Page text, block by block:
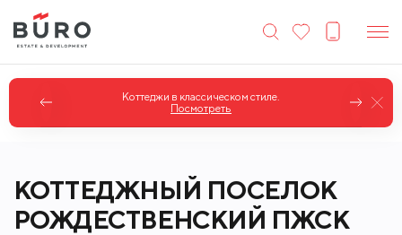
Коттеджи в классическом стиле.
Посмотреть
КОТТЕДЖНЫЙ ПОСЕЛОК
РОЖДЕСТВЕНСКИЙ ПЖСК